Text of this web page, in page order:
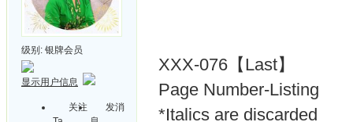
级别: 银牌会员
显示用户信息
关注
发消
XXX-076【Last】
Page Number-Listing
*Italics are discarded